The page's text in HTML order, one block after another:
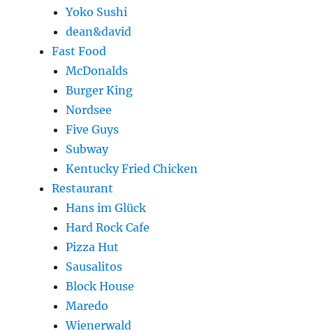
Yoko Sushi
dean&david
Fast Food
McDonalds
Burger King
Nordsee
Five Guys
Subway
Kentucky Fried Chicken
Restaurant
Hans im Glück
Hard Rock Cafe
Pizza Hut
Sausalitos
Block House
Maredo
Wienerwald